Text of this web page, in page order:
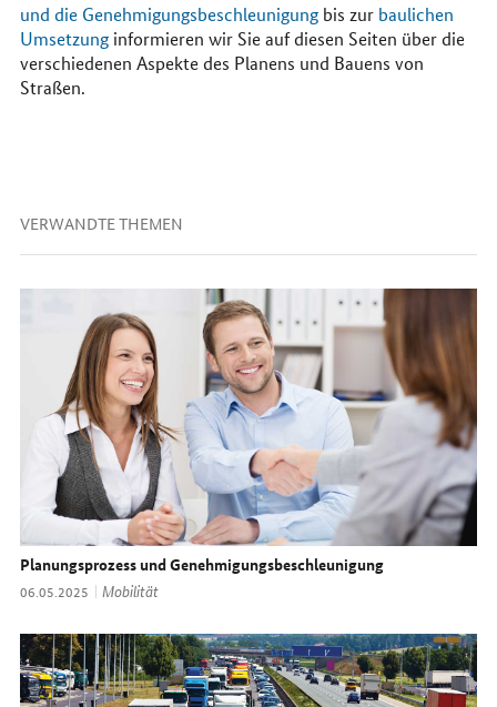
und die Genehmigungsbeschleunigungbis zur baulichen
Umsetzunginformieren wir Sie auf diesen Seiten über die
verschiedenen Aspekte des Planens und Bauens von
Straßen.
VERWANDTE THEMEN
Planungsprozess und Genehmigungsbeschleunigung
Datum:
06.05.2025 Thema:
Mobilität